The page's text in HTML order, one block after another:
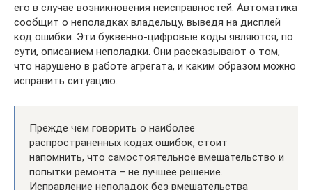
его в случае возникновения неисправностей. Автоматика
сообщит о неполадках владельцу, выведя на дисплей
код ошибки. Эти буквенно-цифровые коды являются, по
сути, описанием неполадки. Они рассказывают о том,
что нарушено в работе агрегата, и каким образом можно
исправить ситуацию.
Прежде чем говорить о наиболее
распространенных кодах ошибок, стоит
напомнить, что самостоятельное вмешательство и
попытки ремонта – не лучшее решение.
Исправление неполадок без вмешательства